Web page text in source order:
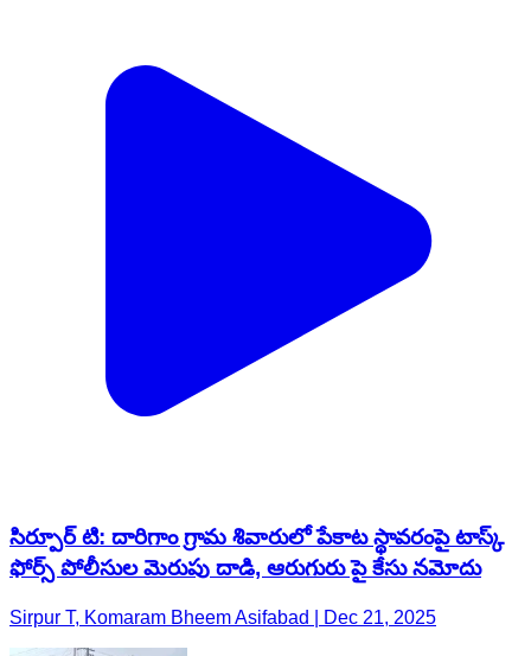
సిర్పూర్ టి: దారిగాం గ్రామ శివారులో పేకాట స్థావరంపై టాస్క్
ఫోర్స్ పోలీసుల మెరుపు దాడి, ఆరుగురు పై కేసు నమోదు
Sirpur T, Komaram Bheem Asifabad | Dec 21, 2025